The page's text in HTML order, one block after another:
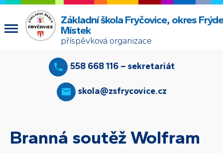
Základní škola Fryčovice, okres
Místek
příspěvková organizace
558 668 116 – sekretariát
skola@zsfrycovice.cz
Branná soutěž Wolfram